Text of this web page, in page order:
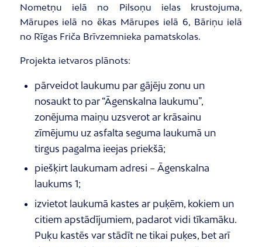
Nometņu ielā no Pilsoņu ielas krustojuma,
Mārupes ielā no ēkas Mārupes ielā 6, Bāriņu ielā
no Rīgas Friča Brīvzemnieka pamatskolas.
Projekta ietvaros plānots:
pārveidot laukumu par gājēju zonu un
nosaukt to par “Āgenskalna laukumu”,
zonējuma maiņu uzsverot ar krāsainu
zīmējumu uz asfalta seguma laukumā un
tirgus pagalma ieejas priekšā;
piešķirt laukumam adresi – Āgenskalna
laukums 1;
izvietot laukumā kastes ar puķēm, kokiem un
citiem apstādījumiem, padarot vidi tīkamāku.
Puķu kastēs var stādīt ne tikai puķes, bet arī